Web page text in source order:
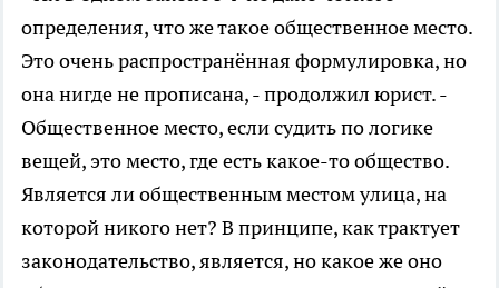
определения, что же такое общественное место.
Это очень распространённая формулировка, но
она нигде не прописана, - продолжил юрист. -
Общественное место, если судить по логике
вещей, это место, где есть какое-то общество.
Является ли общественным местом улица, на
которой никого нет? В принципе, как трактует
законодательство, является, но какое же оно